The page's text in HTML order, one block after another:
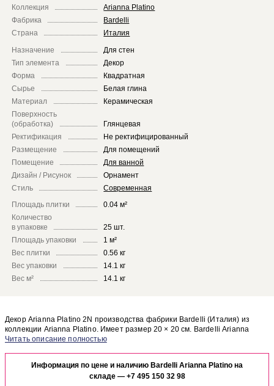
Коллекция
Arianna Platino
Фабрика
Bardelli
Страна
Италия
Назначение
Для стен
Тип элемента
Декор
Форма
Квадратная
Сырье
Белая глина
Материал
Керамическая
Поверхность
(обработка)
Глянцевая
Ректификация
Не ректифицированный
Размещение
Для помещений
Помещение
Для ванной
Дизайн / Рисунок
Орнамент
Стиль
Современная
Площадь плитки
0.04 м²
Количество
в упаковке
25 шт.
Площадь упаковки
1 м²
Вес плитки
0.56 кг
Вес упаковки
14.1 кг
Вес м²
14.1 кг
Декор Arianna Platino 2N производства фабрики Bardelli (Италия) из
коллекции Arianna Platino. Имеет размер 20 × 20 см. Bardelli Arianna
Platino Arianna Platino 2N отлично сочетается с другими элементами
отделке Вашего помещения, закажите бесплатный дизайн-проект с
использованием элементов коллекции Bardelli Arianna Platino.
Информация по цене и наличию Bardelli Arianna Platino на
складе — +7 495 150 32 98